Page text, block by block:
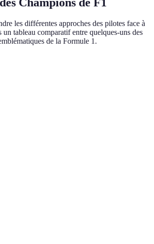
les différentes approches des pilotes face à
un tableau comparatif entre quelques-uns des
de la Formule 1.